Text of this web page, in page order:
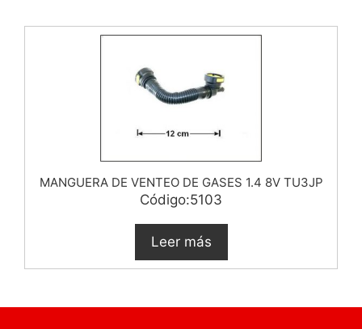
MANGUERA DE VENTEO DE GASES 1.4 8V TU3JP
Código:5103
Leer más